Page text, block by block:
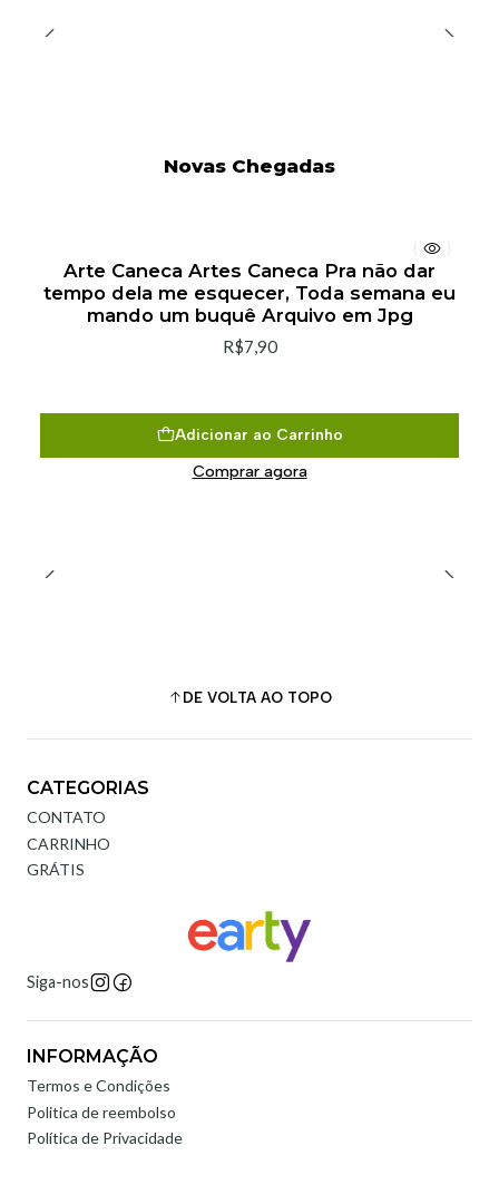
Novas Chegadas
Arte Caneca Artes Caneca Pra não dar
tempo dela me esquecer, Toda semana eu
mando um buquê Arquivo em Jpg
R$7,90
Adicionar ao Carrinho
Comprar agora
DE VOLTA AO TOPO
CATEGORIAS
CONTATO
CARRINHO
GRÁTIS
Siga-nos
INFORMAÇÃO
Termos e Condições
Politica de reembolso
Política de Privacidade